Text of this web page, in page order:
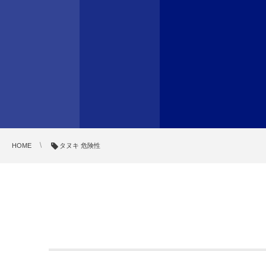
HOME タヌキ 危険性